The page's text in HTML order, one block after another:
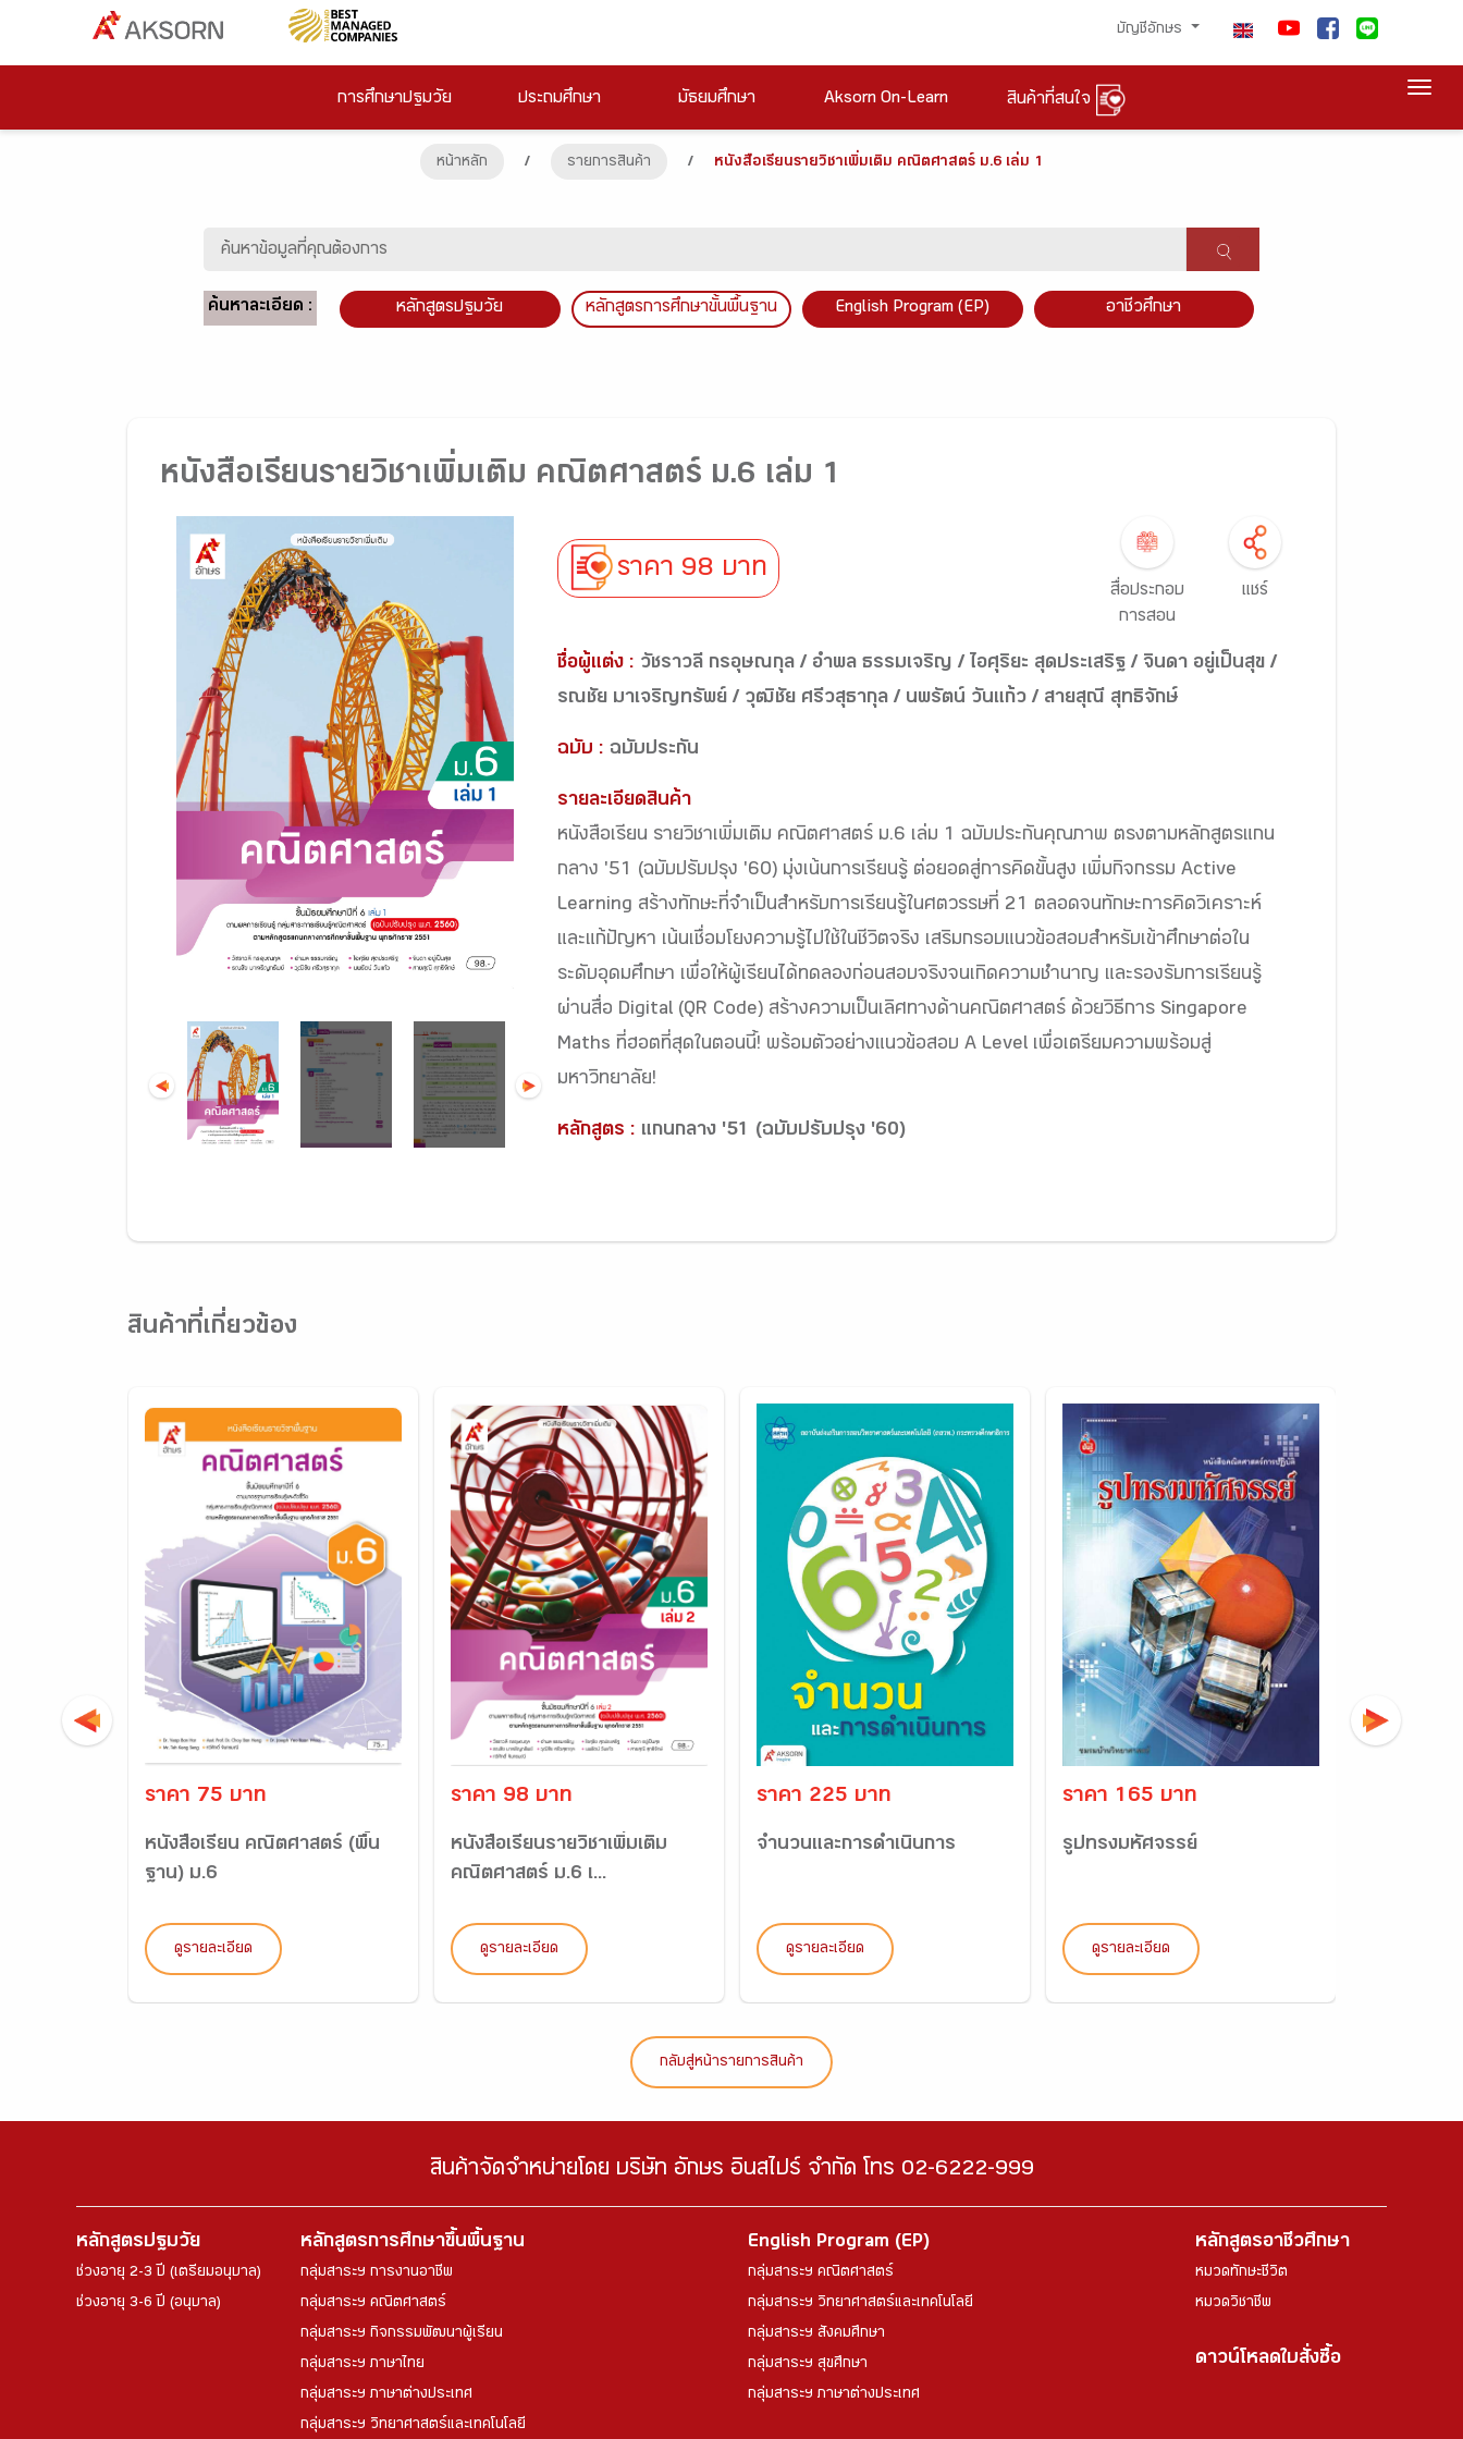
บัญชีอักษร
การศึกษาปฐมวัย ประถมศึกษา มัธยมศึกษา Aksorn On-Learn สินค้าที่สนใจ
หน้าหลัก / รายการสินค้า / หนังสือเรียนรายวิชาเพิ่มเติม คณิตศาสตร์ ม.6 เล่ม 1
ค้นหาละเอียด : หลักสูตรปฐมวัย หลักสูตรการศึกษาขั้นพื้นฐาน English Program (EP) อาชีวศึกษา
หนังสือเรียนรายวิชาเพิ่มเติม คณิตศาสตร์ ม.6 เล่ม 1
ราคา 98 บาท
สื่อประกอบ
การสอน
แชร์
ชื่อผู้แต่ง :
รณชัย มาเจริญทรัพย์ / วุฒิชัย ศรีวสุธากุล / นพรัตน์ วันแก้ว / สายสุณี สุทธิจักษ์
ฉบับ : ฉบับประกัน
รายละเอียดสินค้า
หนังสือเรียน รายวิชาเพิ่มเติม คณิตศาสตร์ ม.6 เล่ม 1 ฉบับประกันคุณภาพ ตรงตามหลักสูตรแกน
กลาง '51 (ฉบับปรับปรุง '60) มุ่งเน้นการเรียนรู้ ต่อยอดสู่การคิดขั้นสูง เพิ่มกิจกรรม Active
Learning สร้างทักษะที่จำเป็นสำหรับการเรียนรู้ในศตวรรษที่ 21 ตลอดจนทักษะการคิดวิเคราะห์
และแก้ปัญหา เน้นเชื่อมโยงความรู้ไปใช้ในชีวิตจริง เสริมกรอบแนวข้อสอบสำหรับเข้าศึกษาต่อใน
ระดับอุดมศึกษา เพื่อให้ผู้เรียนได้ทดลองก่อนสอบจริงจนเกิดความชำนาญ และรองรับการเรียนรู้
ผ่านสื่อ Digital (QR Code) สร้างความเป็นเลิศทางด้านคณิตศาสตร์ ด้วยวิธีการ Singapore
Maths ที่ฮอตที่สุดในตอนนี้! พร้อมตัวอย่างแนวข้อสอบ A Level เพื่อเตรียมความพร้อมสู่
มหาวิทยาลัย!
หลักสูตร : แกนกลาง '51 (ฉบับปรับปรุง '60)
สินค้าที่เกี่ยวข้อง
ราคา 75 บาท
หนังสือเรียน คณิตศาสตร์ (พื้น
ฐาน) ม.6
ดูรายละเอียด
ราคา 98 บาท
หนังสือเรียนรายวิชาเพิ่มเติม
คณิตศาสตร์ ม.6 เ...
ดูรายละเอียด
ราคา 225 บาท
จำนวนและการดำเนินการ
ดูรายละเอียด
ราคา 165 บาท
รูปทรงมหัศจรรย์
ดูรายละเอียด
กลับสู่หน้ารายการสินค้า
สินค้าจัดจำหน่ายโดย บริษัท อักษร อินสไปร์ จำกัด โทร 02-6222-999
หลักสูตรปฐมวัย
ช่วงอายุ 2-3 ปี (เตรียมอนุบาล)
ช่วงอายุ 3-6 ปี (อนุบาล)
หลักสูตรการศึกษาขึ้นพื้นฐาน
กลุ่มสาระฯ การงานอาชีพ
กลุ่มสาระฯ คณิตศาสตร์
กลุ่มสาระฯ กิจกรรมพัฒนาผู้เรียน
กลุ่มสาระฯ ภาษาไทย
กลุ่มสาระฯ ภาษาต่างประเทศ
กลุ่มสาระฯ วิทยาศาสตร์และเทคโนโลยี
English Program (EP)
กลุ่มสาระฯ คณิตศาสตร์
กลุ่มสาระฯ วิทยาศาสตร์และเทคโนโลยี
กลุ่มสาระฯ สังคมศึกษา
กลุ่มสาระฯ สุขศึกษา
กลุ่มสาระฯ ภาษาต่างประเทศ
หลักสูตรอาชีวศึกษา
หมวดทักษะชีวิต
หมวดวิชาชีพ
ดาวน์โหลดใบสั่งซื้อ